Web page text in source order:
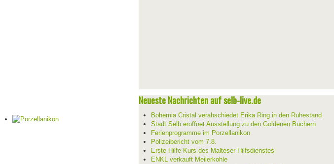
Neueste Nachrichten auf selb-live.de
Bohemia Cristal verabschiedet Erika Ring in den Ruhestand
Stadt Selb eröffnet Ausstellung zu den Goldenen Büchern
Ferienprogramme im Porzellanikon
Polizeibericht vom 7.8.
Erste-Hilfe-Kurs des Malteser Hilfsdienstes
ENKL verkauft Meilerkohle